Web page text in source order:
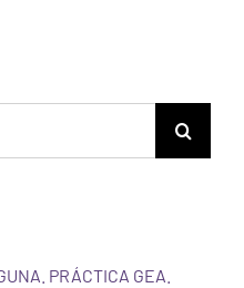
PRÁCTICA GEA.